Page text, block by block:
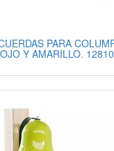
PARA
Y AMARILLO.